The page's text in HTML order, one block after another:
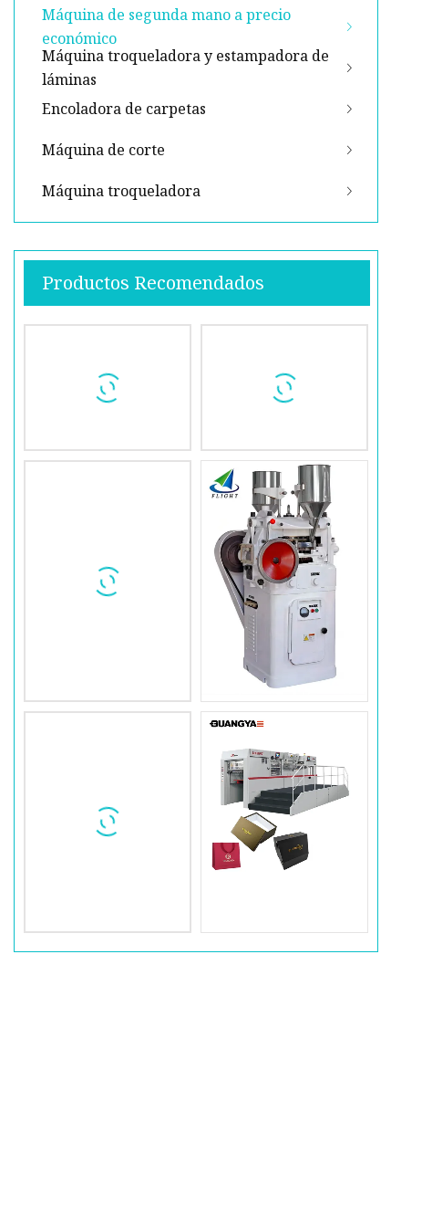
Máquina de segunda mano a precio
económico
Máquina troqueladora y estampadora de
láminas
Encoladora de carpetas
Máquina de corte
Máquina troqueladora
Productos Recomendados